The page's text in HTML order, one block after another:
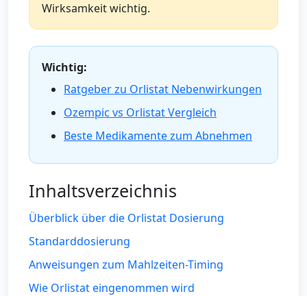
Wirksamkeit wichtig.
Wichtig:
Ratgeber zu Orlistat Nebenwirkungen
Ozempic vs Orlistat Vergleich
Beste Medikamente zum Abnehmen
Inhaltsverzeichnis
Überblick über die Orlistat Dosierung
Standarddosierung
Anweisungen zum Mahlzeiten-Timing
Wie Orlistat eingenommen wird